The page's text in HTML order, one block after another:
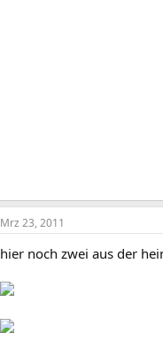
Mrz 23, 2011
hier noch zwei aus der